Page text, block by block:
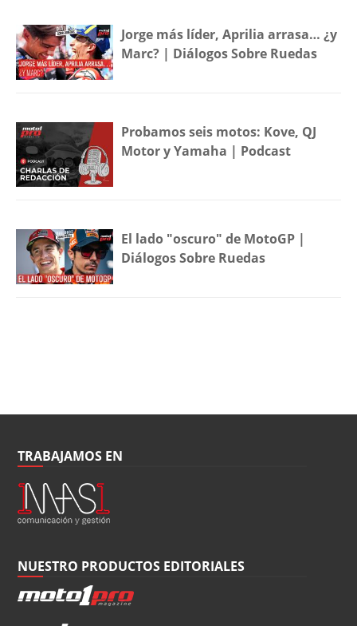
Jorge más líder, Aprilia arrasa… ¿y
Marc? | Diálogos Sobre Ruedas
Probamos seis motos: Kove, QJ
Motor y Yamaha | Podcast
El lado "oscuro" de MotoGP |
Diálogos Sobre Ruedas
TRABAJAMOS EN
NUESTRO PRODUCTOS EDITORIALES